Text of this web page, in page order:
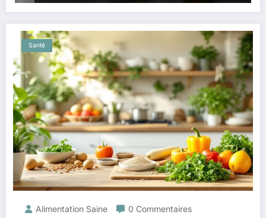
Santé
Alimentation Saine 0 Commentaires